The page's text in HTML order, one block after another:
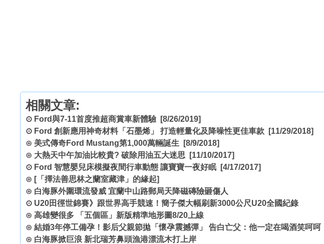
相關文章:
⊙ Ford與7-11首度推超商賞車新體驗 [8/26/2019]
⊙ Ford 創新應用神奇材料「石墨烯」 打造輕量化及降噪性更佳車款 [11/29/2018]
⊙ 美式傳奇Ford Mustang第1,000萬輛誕生 [8/9/2018]
⊙ 大熱天中午加油比較貴? 破除用油五大迷思 [11/10/2017]
⊙ Ford 智慧嬰兒床模擬夜間行車動態 讓寶寶一夜好眠 [4/17/2017]
⊙ [「擇法善思林之蘭室藏津」的緣起]
⊙ 白海豚外圍環流發威 宜蘭中山路郵局天降磁磚險砸傷人
⊙ U20田徑世錦賽》跟世界高手競速！簡子傑大幅刷新3000公尺U20全國紀錄
⊙ 高雄變很多 「五個區」新版精準地形圖8/20上線
⊙ 結婚3年停工備孕！影后父親節拋「懷孕震撼彈」 告白亡父：他一定在喝酒笑呵呵
⊙ 白海豚掀巨浪 新北瑞芳鼻頭漁港漂流木打上岸